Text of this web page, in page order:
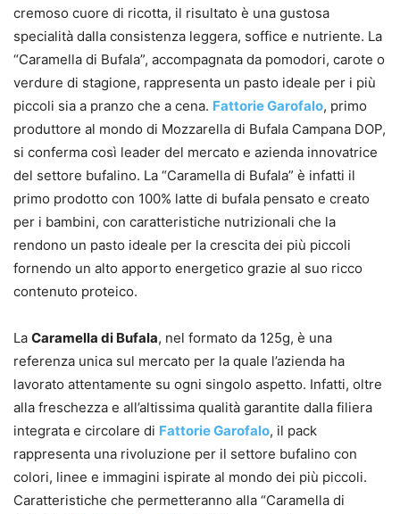
cremoso cuore di ricotta, il risultato è una gustosa
specialità dalla consistenza leggera, soffice e nutriente. La
“Caramella di Bufala”, accompagnata da pomodori, carote o
verdure di stagione, rappresenta un pasto ideale per i più
piccoli sia a pranzo che a cena. Fattorie Garofalo, primo
produttore al mondo di Mozzarella di Bufala Campana DOP,
si conferma così leader del mercato e azienda innovatrice
del settore bufalino. La “Caramella di Bufala” è infatti il
primo prodotto con 100% latte di bufala pensato e creato
per i bambini, con caratteristiche nutrizionali che la
rendono un pasto ideale per la crescita dei più piccoli
fornendo un alto apporto energetico grazie al suo ricco
contenuto proteico.
La Caramella di Bufala, nel formato da 125g, è una
referenza unica sul mercato per la quale l’azienda ha
lavorato attentamente su ogni singolo aspetto. Infatti, oltre
alla freschezza e all’altissima qualità garantite dalla filiera
integrata e circolare di Fattorie Garofalo, il pack
rappresenta una rivoluzione per il settore bufalino con
colori, linee e immagini ispirate al mondo dei più piccoli.
Caratteristiche che permetteranno alla “Caramella di